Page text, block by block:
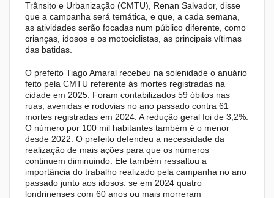
Trânsito e Urbanização (CMTU), Renan Salvador, disse
que a campanha será temática, e que, a cada semana,
as atividades serão focadas num público diferente, como
crianças, idosos e os motociclistas, as principais vítimas
das batidas.
O prefeito Tiago Amaral recebeu na solenidade o anuário
feito pela CMTU referente às mortes registradas na
cidade em 2025. Foram contabilizados 59 óbitos nas
ruas, avenidas e rodovias no ano passado contra 61
mortes registradas em 2024. A redução geral foi de 3,2%.
O número por 100 mil habitantes também é o menor
desde 2022. O prefeito defendeu a necessidade da
realização de mais ações para que os números
continuem diminuindo. Ele também ressaltou a
importância do trabalho realizado pela campanha no ano
passado junto aos idosos: se em 2024 quatro
londrinenses com 60 anos ou mais morreram